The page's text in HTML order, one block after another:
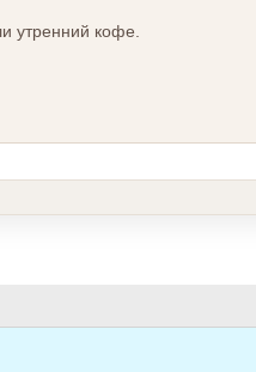
утренний кофе.